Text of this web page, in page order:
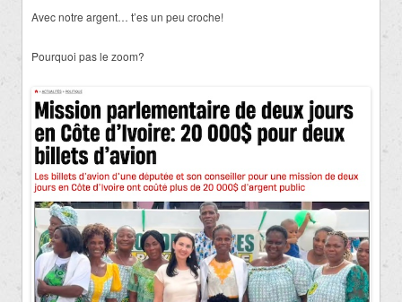
Avec notre argent… t’es un peu croche!
Pourquoi pas le zoom?